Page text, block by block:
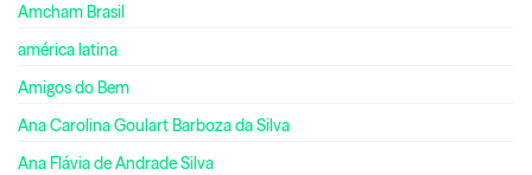
Amcham Brasil
américa latina
Amigos do Bem
Ana Carolina Goulart Barboza da Silva
Ana Flávia de Andrade Silva